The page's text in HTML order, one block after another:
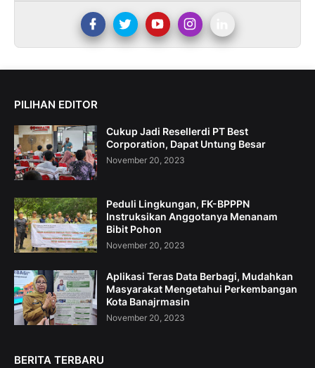
PILIHAN EDITOR
Cukup Jadi Resellerdi PT Best
Corporation, Dapat Untung Besar
November 20, 2023
Peduli Lingkungan, FK-BPPPN
Instruksikan Anggotanya Menanam
Bibit Pohon
November 20, 2023
Aplikasi Teras Data Berbagi, Mudahkan
Masyarakat Mengetahui Perkembangan
Kota Banajrmasin
November 20, 2023
BERITA TERBARU